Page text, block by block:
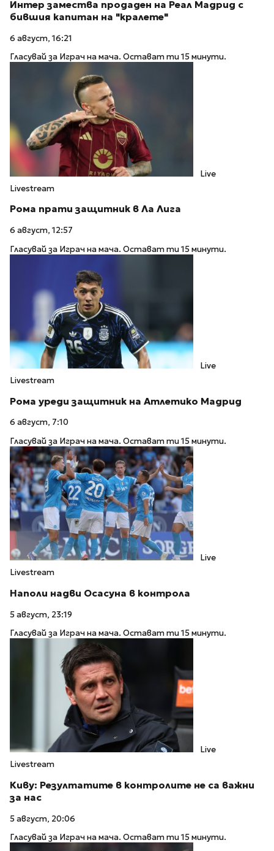
Интер замества продаден на Реал Мадрид с
бившия капитан на "кралете"
6 август, 16:21
Гласувай за Играч на мача. Остават ти 15 минути.
Live
Livestream
Рома прати защитник в Ла Лига
6 август, 12:57
Гласувай за Играч на мача. Остават ти 15 минути.
Live
Livestream
Рома уреди защитник на Атлетико Мадрид
6 август, 7:10
Гласувай за Играч на мача. Остават ти 15 минути.
Live
Livestream
Наполи надви Осасуна в контрола
5 август, 23:19
Гласувай за Играч на мача. Остават ти 15 минути.
Live
Livestream
Киву: Резултатите в контролите не са важни
за нас
5 август, 20:06
Гласувай за Играч на мача. Остават ти 15 минути.